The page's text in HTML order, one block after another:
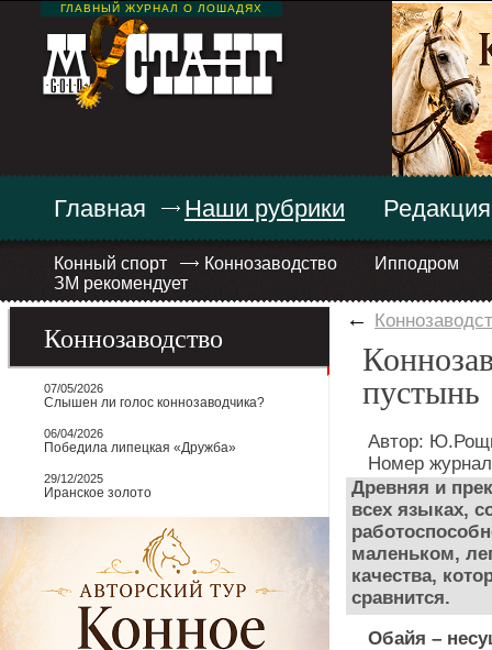
ГЛАВНЫЙ ЖУРНАЛ О ЛОШАДЯХ
Главная Наши рубрики
Конный спорт Коннозаводство
Ипподром
ЗМ рекомендует
Редакция
Коннозаводство
07/05/2026
Слышен ли голос коннозаводчика?
06/04/2026
Победила липецкая «Дружба»
29/12/2025
Иранское золото
←
пустынь
Автор:
Номер
Древняя и
всех языках,
маленьком,
качества,
сравнится.
Обайя –